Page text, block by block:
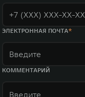
ЭЛЕКТРОННАЯ ПОЧТА
КОММЕНТАРИЙ